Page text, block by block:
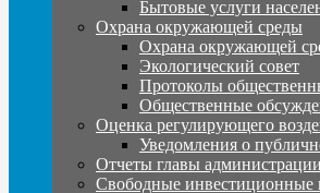
Бытовые услуги
Охрана окружающей среды
Охрана окружающей
Экологический совет
Протоколы
Общественные
Оценка регулирующего
Уведомления о
Отчеты главы администрации
Свободные инвестиционные